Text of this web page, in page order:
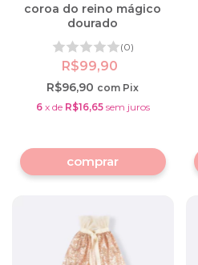
coroa do reino mágico
dourado
(0)
R$99,90
R$96,90 com Pix
6 x de R$16,65 sem juros